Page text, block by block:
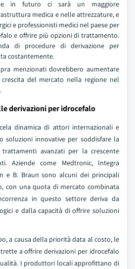
e in futuro ci sarà un maggiore
medica e nelle attrezzature, e
e professionisti medici nel paese per
e offrire più opzioni di trattamento.
di procedure di derivazione per
costantemente.
menzionati dovrebbero aumentare
del mercato nella regione nel
derivazioni per idrocefalo
dinamica di attori internazionali e
soluzioni innovative per soddisfare la
avanzati per la crescente
Aziende come Medtronic, Integra
e B. Braun sono alcuni dei principali
con una quota di mercato combinata
in questo settore deriva da
e dalla capacità di offrire soluzioni
a causa della priorità data al costo, le
a offrire derivazioni per idrocefalo
I produttori locali approfittano di